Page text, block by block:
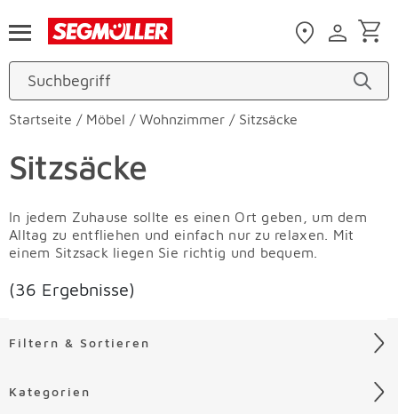
Startseite / Möbel / Wohnzimmer / Sitzsäcke
Sitzsäcke
(36 Ergebnisse)
In jedem Zuhause sollte es einen Ort geben, um dem
Alltag zu entfliehen und einfach nur zu relaxen. Mit
einem Sitzsack liegen Sie richtig und bequem.
Filtern & Sortieren
Kategorien